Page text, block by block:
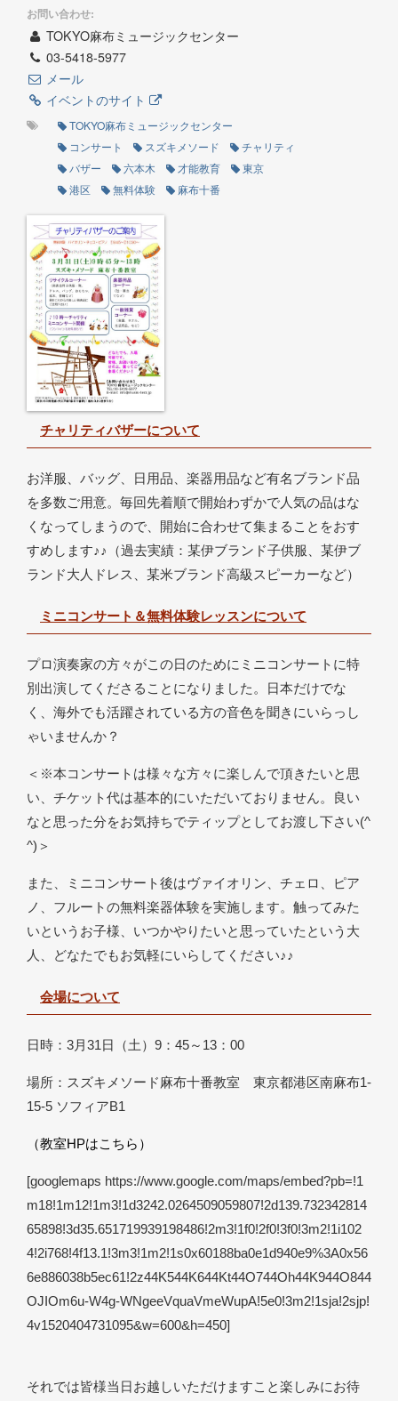
お問い合わせ:
TOKYO麻布ミュージックセンター
03-5418-5977
メール
イベントのサイト
TOKYO麻布ミュージックセンター
コンサート
スズキメソード
チャリティ
バザー
六本木 才能教育
東京
港区
無料体験 麻布十番
チャリティバザーについて
お洋服、バッグ、日用品、楽器用品など有名ブランド品
を多数ご用意。毎回先着順で開始わずかで人気の品はな
くなってしまうので、開始に合わせて集まることをおす
すめします♪♪（過去実績：某伊ブランド子供服、某伊ブ
ランド大人ドレス、某米ブランド高級スピーカーなど）
ミニコンサート＆無料体験レッスンについて
プロ演奏家の方々がこの日のためにミニコンサートに特
別出演してくださることになりました。日本だけでな
く、海外でも活躍されている方の音色を聞きにいらっし
ゃいませんか？
＜※本コンサートは様々な方々に楽しんで頂きたいと思
い、チケット代は基本的にいただいておりません。良い
なと思った分をお気持ちでティップとしてお渡し下さい(^
^)＞
また、ミニコンサート後はヴァイオリン、チェロ、ピア
ノ、フルートの無料楽器体験を実施します。触ってみた
いというお子様、いつかやりたいと思っていたという大
人、どなたでもお気軽にいらしてください♪♪
会場について
日時：3月31日（土）9：45～13：00
場所：スズキメソード麻布十番教室 東京都港区南麻布1-
15-5 ソフィアB1
（教室HPはこちら）
[googlemaps https://www.google.com/maps/embed?pb=!1
m18!1m12!1m3!1d3242.0264509059807!2d139.732342814
65898!3d35.651719939198486!2m3!1f0!2f0!3f0!3m2!1i102
4!2i768!4f13.1!3m3!1m2!1s0x60188ba0e1d940e9%3A0x56
6e886038b5ec61!2z44K544K644Kt44O744Oh44K944O844
OJIOm6u-W4g-WNgeeVquaVmeWupA!5e0!3m2!1sja!2sjp!
4v1520404731095&w=600&h=450]
それでは皆様当日お越しいただけますこと楽しみにお待